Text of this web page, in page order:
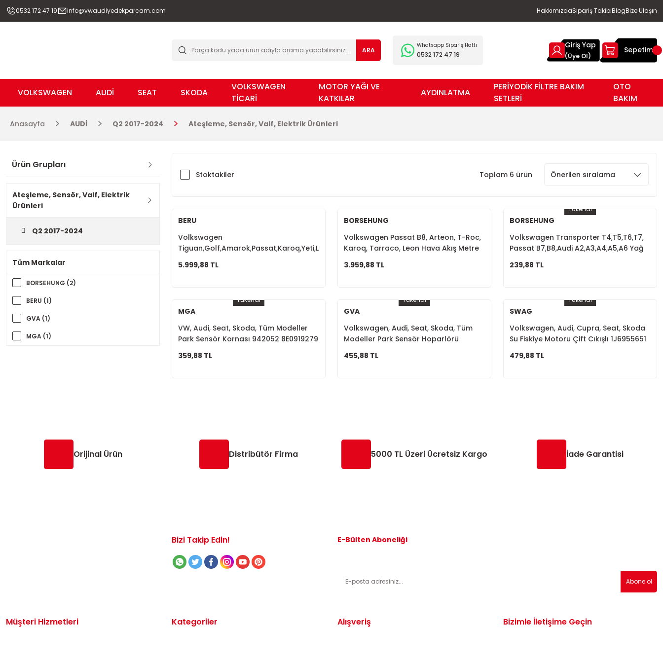
0532 172 47 19 info@vwaudiyedekparcam.com HakkımızdaSipariş TakibiBlogBize Ulaşın
ARA
Whatsapp Sipariş Hattı
0532 172 47 19
Giriş Yap
(Üye Ol)
Sepetim
VOLKSWAGEN AUDİ SEAT SKODA
VOLKSWAGEN
TİCARİ
MOTOR YAĞI VE
KATKILAR
AYDINLATMA
PERİYODİK FİLTRE BAKIM
SETLERİ
OTO
BAKIM
Anasayfa AUDİ Q2 2017-2024 Ateşleme, Sensör, Valf, Elektrik Ürünleri
Ürün Grupları
Ateşleme, Sensör, Valf, Elektrik
Ürünleri
Q2 2017-2024
Tüm Markalar
BORSEHUNG (2)
BERU (1)
GVA (1)
MGA (1)
Stoktakiler Toplam 6 ürün
BERU
Volkswagen
Tiguan,Golf,Amarok,Passat,Karoq,Yeti,Leon,A3,A4,A5,A6
5.999,88 TL
BORSEHUNG
Volkswagen Passat B8, Arteon, T-Roc,
Karoq, Tarraco, Leon Hava Akış Metre
3.959,88 TL
Tükendi
BORSEHUNG
Volkswagen Transporter T4,T5,T6,T7,
Passat B7,B8,Audi A2,A3,A4,A5,A6 Yağ
239,88 TL
Tükendi
MGA
VW, Audi, Seat, Skoda, Tüm Modeller
Park Sensör Kornası 942052 8E0919279
359,88 TL
Tükendi
GVA
Volkswagen, Audi, Seat, Skoda, Tüm
Modeller Park Sensör Hoparlörü
455,88 TL
Tükendi
SWAG
Volkswagen, Audi, Cupra, Seat, Skoda
Su Fiskiye Motoru Çift Cıkışlı 1J6955651
479,88 TL
Orijinal Ürün Distribütör Firma 5000 TL Üzeri Ücretsiz Kargo İade Garantisi
Bizi Takip Edin! E-Bülten Aboneliği
Abone ol
Müşteri Hizmetleri Kategoriler Alışveriş Bizimle İletişime Geçin